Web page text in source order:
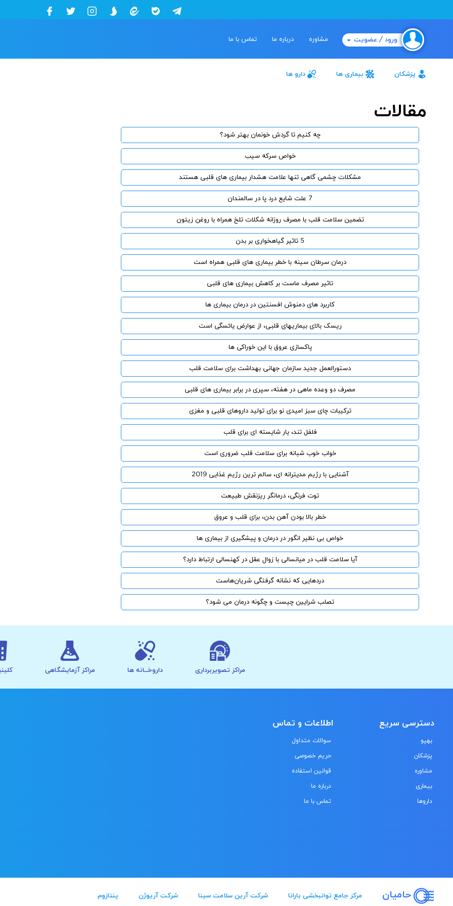
ورود / عضویت مشاوره درباره ما تماس با ما
پزشکان بیماری ها دارو ها
مقالات
چه کنیم تا گردش خونمان بهتر شود؟
خواص سرکه‌ سیب
مشکلات چشمی گاهی تنها علامت هشدار بیماری های قلبی هستند
7 علت شایع درد پا در سالمندان
تضمین سلامت قلب با مصرف روزانه شکلات تلخ همراه با روغن زیتون
5 تاثیر گیاهخواری بر بدن
درمان سرطان سینه با خطر بیماری های قلبی همراه است
تاثیر مصرف ماست بر کاهش بیماری های قلبی
کاربرد های دمنوش افسنتین در درمان بیماری ها
ریسک بالای بیماریهای قلبی، از عوارض یائسگی است
پاکسازی عروق با این خوراکی ها
دستورالعمل جدید سازمان جهانی بهداشت برای سلامت قلب
مصرف دو وعده ماهی در هفته، سپری در برابر بیماری های قلبی
ترکیبات چای سبز امیدی نو برای تولید داروهای قلبی و مغزی
فلفل تند، یار شایسته ای برای قلب
خواب خوب شبانه برای سلامت قلب ضروری است
آشنایی با رژیم مدیترانه ای، سالم ترین رژیم غذایی 2019
توت فرنگی، درمانگر ریزنقش طبیعت
خطر بالا بودن آهن بدن، برای قلب و عروق
خواص بی نظیر انگور در درمان و پیشگیری از بیماری ها
آیا سلامت قلب در میانسالی با زوال عقل در کهنسالی ارتباط دارد؟
دردهایی که نشانه گرفتگی شریان‌هاست
تصلب شرایین چیست و چگونه درمان می شود؟
مراکز تصویربرداری داروخــانه ها مراکز آزمایشگاهی
دسترسی سریع
بهپو
پزشکان
مشاوره
بیماری
داروها
اطلاعات و تماس
سوالات متداول
حریم خصوصی
قوانین استفاده
درباره ما
تماس با ما
حامیان مرکز جامع توانبخشی بارانا شرکت آرین سلامت سینا شرکت آریوژن پنتازوم